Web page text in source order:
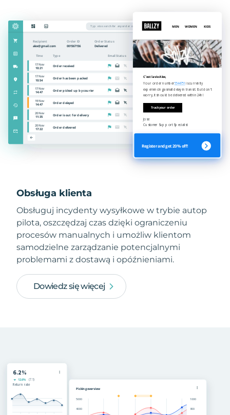
Obsługa klienta
Obsługuj incydenty wysyłkowe w trybie autop
pilota, oszczędzaj czas dzięki ograniczeniu
procesów manualnych i umożliw klientom
samodzielne zarządzanie potencjalnymi
problemami z dostawą i opóźnieniami.
Dowiedz się więcej